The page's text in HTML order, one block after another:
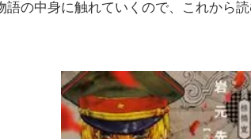
語の中身に触れていくので、これから